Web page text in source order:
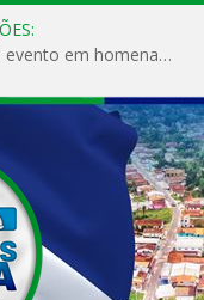
Prefeitura de Magalhães Barata realiza evento em homenagem ao Dia Internacional da Mulher